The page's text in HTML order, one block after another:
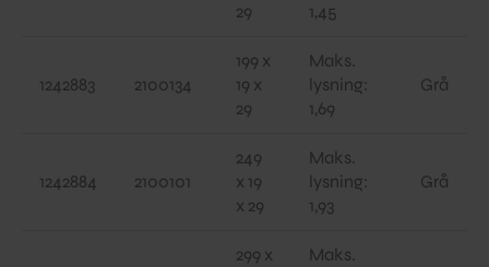
29
1,45
1242883 2100134
199 x
19 x
29
Maks.
lysning:
1,69
Grå
1242884 2100101
249
x 19
x 29
Maks.
lysning:
1,93
Grå
299 x
Maks.